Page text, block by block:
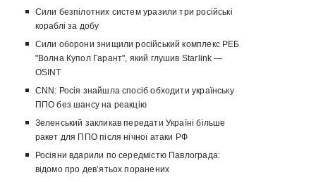
Сили безпілотних систем уразили три російські
кораблі за добу
Сили оборони знищили російський комплекс РЕБ
"Волна Купол Гарант", який глушив Starlink —
OSINT
CNN: Росія знайшла спосіб обходити українську
ППО без шансу на реакцію
Зеленський закликав передати Україні більше
ракет для ППО після нічної атаки РФ
Росіяни вдарили по середмістю Павлограда:
відомо про девʼятьох поранених